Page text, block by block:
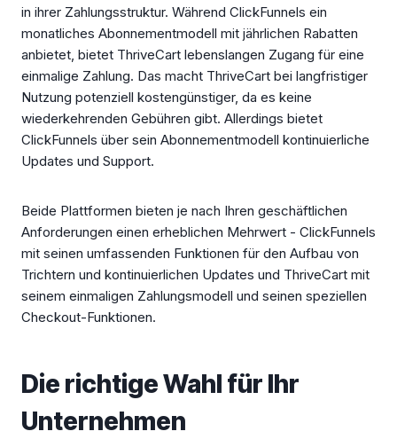
in ihrer Zahlungsstruktur. Während ClickFunnels ein
monatliches Abonnementmodell mit jährlichen Rabatten
anbietet, bietet ThriveCart lebenslangen Zugang für eine
einmalige Zahlung. Das macht ThriveCart bei langfristiger
Nutzung potenziell kostengünstiger, da es keine
wiederkehrenden Gebühren gibt. Allerdings bietet
ClickFunnels über sein Abonnementmodell kontinuierliche
Updates und Support.
Beide Plattformen bieten je nach Ihren geschäftlichen
Anforderungen einen erheblichen Mehrwert - ClickFunnels
mit seinen umfassenden Funktionen für den Aufbau von
Trichtern und kontinuierlichen Updates und ThriveCart mit
seinem einmaligen Zahlungsmodell und seinen speziellen
Checkout-Funktionen.
Die richtige Wahl für Ihr
Unternehmen